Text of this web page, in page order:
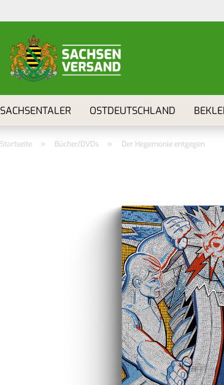
SACHSENTALER OSTDEUTSCHLAND
Startseite » Bücher/DVDs » Der Hegemonie entgegen